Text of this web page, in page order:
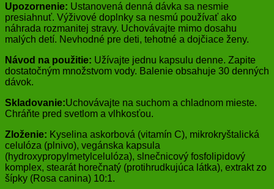
Upozornenie: Ustanovená denná dávka sa nesmie
presiahnuť. Výživové doplnky sa nesmú používať ako
náhrada rozmanitej stravy. Uchovávajte mimo dosahu
malých detí. Nevhodné pre deti, tehotné a dojčiace ženy.
Návod na použitie: Užívajte jednu kapsulu denne. Zapite
dostatočným množstvom vody. Balenie obsahuje 30 denných
dávok.
Skladovanie:Uchovávajte na suchom a chladnom mieste.
Chráňte pred svetlom a vlhkosťou.
Zloženie: Kyselina askorbová (vitamín C), mikrokryštalická
celulóza (plnivo), vegánska kapsula
(hydroxypropylmetylcelulóza), slnečnicový fosfolipidový
komplex, stearát horečnatý (protihrudkujúca látka), extrakt zo
šípky (Rosa canina) 10:1.